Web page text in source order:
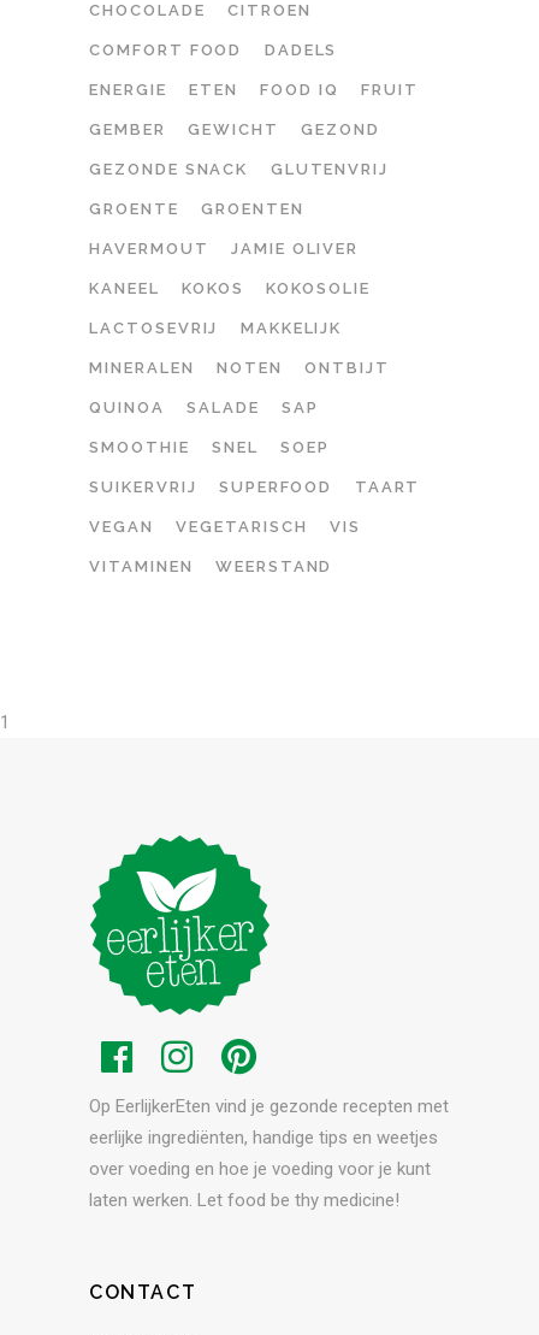
CHOCOLADE CITROEN
COMFORT FOOD DADELS
ENERGIE ETEN FOOD IQ FRUIT
GEMBER GEWICHT GEZOND
GEZONDE SNACK GLUTENVRIJ
GROENTE GROENTEN
HAVERMOUT JAMIE OLIVER
KANEEL KOKOS KOKOSOLIE
LACTOSEVRIJ MAKKELIJK
MINERALEN NOTEN ONTBIJT
QUINOA SALADE SAP
SMOOTHIE SNEL SOEP
SUIKERVRIJ SUPERFOOD TAART
VEGAN VEGETARISCH VIS
VITAMINEN WEERSTAND
1
Op EerlijkerEten vind je gezonde recepten met
eerlijke ingrediënten, handige tips en weetjes
over voeding en hoe je voeding voor je kunt
laten werken. Let food be thy medicine!
CONTACT